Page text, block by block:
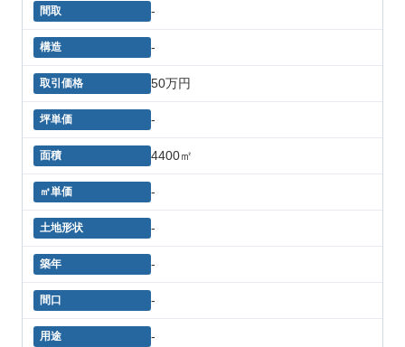
-
-
50万円
-
4400㎡
-
-
-
-
-